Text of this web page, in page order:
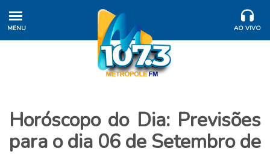
MENU AO VIVO
Horóscopo do Dia: Previsões
para o dia 06 de Setembro de